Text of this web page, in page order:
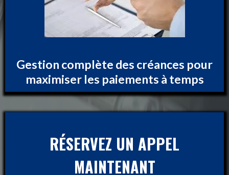
Gestion complète des créances pour
maximiser les paiements à temps
RÉSERVEZ UN APPEL
MAINTENANT